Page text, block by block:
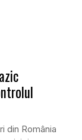
din România